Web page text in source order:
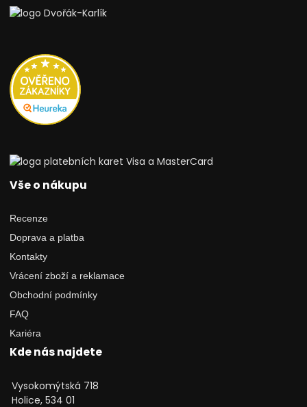
Vše o nákupu
Recenze
Doprava a platba
Kontakty
Vrácení zboží a reklamace
Obchodní podmínky
FAQ
Kariéra
Kde nás najdete
Vysokomýtská 718
Holice, 534 01